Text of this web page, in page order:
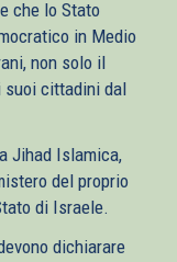
che lo Stato
in Medio
non solo il
suoi cittadini dal
Jihad Islamica,
del proprio
di Israele.
dichiarare